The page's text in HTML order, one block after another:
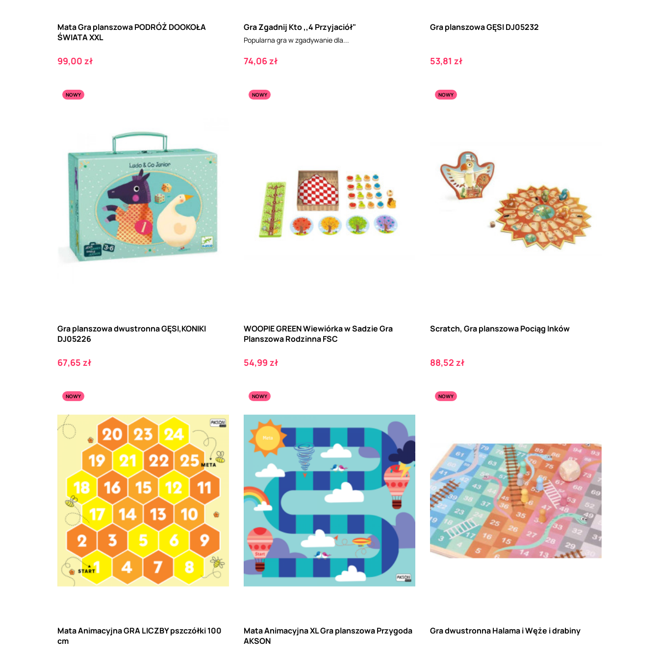
Mata Gra planszowa PODRÓŻ DOOKOŁA
ŚWIATA XXL
Cena
99,00 zł
Gra Zgadnij Kto ,,4 Przyjaciół"
Popularna gra w zgadywanie dla...
Cena
74,06 zł
Gra planszowa GĘSI DJ05232
Cena
53,81 zł
NOWY
Gra planszowa dwustronna GĘSI,KONIKI
DJ05226
Cena
67,65 zł
NOWY
WOOPIE GREEN Wiewiórka w Sadzie Gra
Planszowa Rodzinna FSC
Cena
54,99 zł
NOWY
Scratch, Gra planszowa Pociąg Inków
Cena
88,52 zł
NOWY
Mata Animacyjna GRA LICZBY pszczółki 100
cm
NOWY
Mata Animacyjna XL Gra planszowa Przygoda
AKSON
NOWY
Gra dwustronna Halama i Węże i drabiny